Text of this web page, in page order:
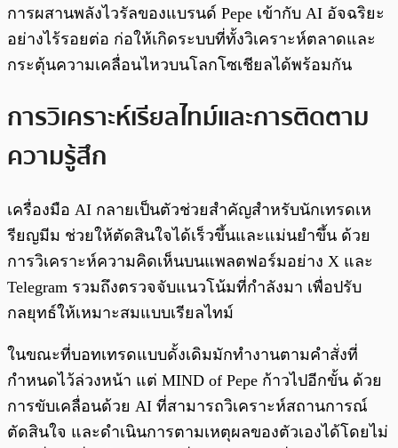
การผสานพลังไวรัลของแบรนด์ Pepe เข้ากับ AI อัจฉริยะ
อย่างไร้รอยต่อ ก่อให้เกิดระบบที่ทั้งวิเคราะห์ตลาดและ
กระตุ้นความเคลื่อนไหวบนโลกโซเชียลได้พร้อมกัน
การวิเคราะห์เรียลไทม์และการติดตาม
ความรู้สึก
เครื่องมือ AI กลายเป็นตัวช่วยสำคัญสำหรับนักเทรดเห
รียญมีม ช่วยให้ตัดสินใจได้เร็วขึ้นและแม่นยำขึ้น ด้วย
การวิเคราะห์ความคิดเห็นบนแพลตฟอร์มอย่าง X และ
Telegram รวมถึงตรวจจับแนวโน้มที่กำลังมา เพื่อปรับ
กลยุทธ์ให้เหมาะสมแบบเรียลไทม์
ในขณะที่บอทเทรดแบบดั้งเดิมมักทำงานตามคำสั่งที่
กำหนดไว้ล่วงหน้า แต่ MIND of Pepe ก้าวไปอีกขั้น ด้วย
การขับเคลื่อนด้วย AI ที่สามารถวิเคราะห์สถานการณ์
ตัดสินใจ และดำเนินการตามเหตุผลของตัวเองได้โดยไม่